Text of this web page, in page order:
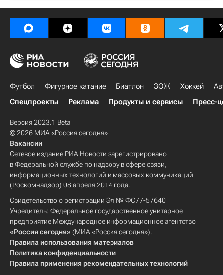
Футбол Фигурное катание Биатлон ЗОЖ Хоккей
Спецпроекты
Реклама Продукты и сервисы Пресс-
Версия 2023.1 Beta
© 2026 МИА «Россия сегодня»
Вакансии
Сетевое издание РИА Новости зарегистрировано
в Федеральной службе по надзору в сфере связи,
информационных технологий и массовых коммуникаций
(Роскомнадзор) 08 апреля 2014 года.
Свидетельство о регистрации Эл № ФС77-57640
Учредитель: Федеральное государственное унитарное
предприятие Международное информационное агентство
«Россия сегодня» (МИА «Россия сегодня»).
Правила использования материалов
Политика конфиденциальности
Правила применения рекомендательных технологий